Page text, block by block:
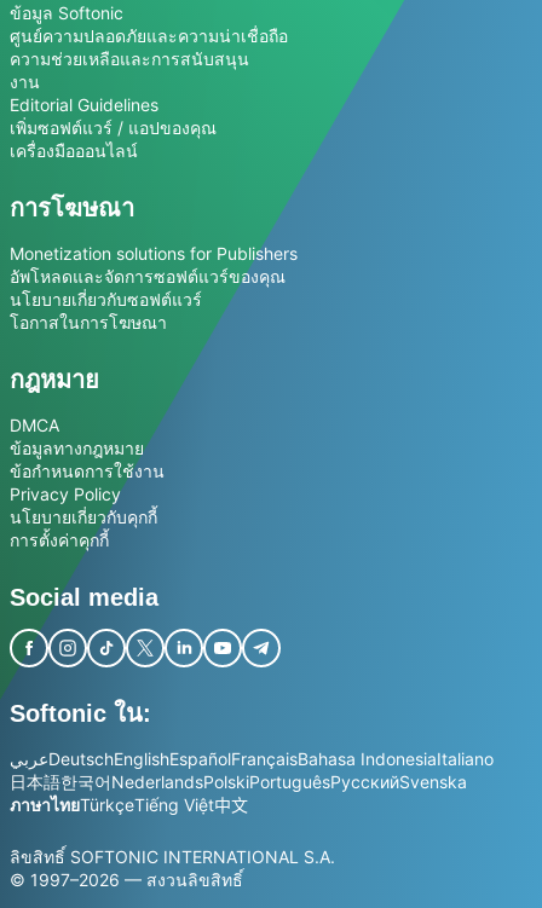
ข้อมูล Softonic
ศูนย์ความปลอดภัยและความน่าเชื่อถือ
ความช่วยเหลือและการสนับสนุน
งาน
Editorial Guidelines
เพิ่มซอฟต์แวร์ / แอปของคุณ
เครื่องมือออนไลน์
การโฆษณา
Monetization solutions for Publishers
อัพโหลดและจัดการซอฟต์แวร์ของคุณ
นโยบายเกี่ยวกับซอฟต์แวร์
โอกาสในการโฆษณา
กฎหมาย
DMCA
ข้อมูลทางกฎหมาย
ข้อกำหนดการใช้งาน
Privacy Policy
นโยบายเกี่ยวกับคุกกี้
การตั้งค่าคุกกี้
Social media
Softonic ใน:
عربيDeutschEnglishEspañolFrançaisBahasa IndonesiaItaliano
日本語한국어NederlandsPolskiPortuguêsРусскийSvenska
ภาษาไทยTürkçeTiếng Việt中文
ลิขสิทธิ์ SOFTONIC INTERNATIONAL S.A.
© 1997–2026 — สงวนลิขสิทธิ์